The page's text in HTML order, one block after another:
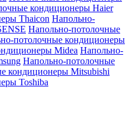
кондиционеры Haier
Thaicon Напольно-
Напольно-потолочные
потолочные кондиционеры
Midea Напольно-
Напольно-потолочные
кондиционеры Mitsubishi
Toshiba